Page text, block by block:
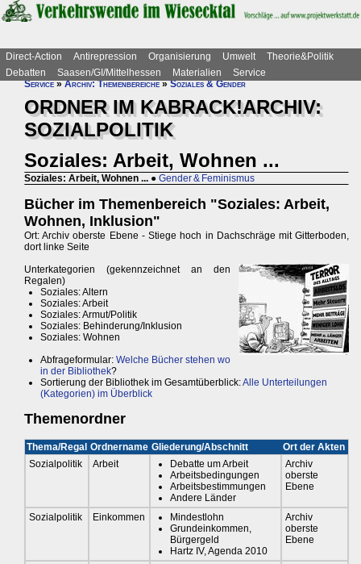
Direct-Action Antirepression Organisierung Umwelt
Theorie&Politik
Debatten
Saasen/GI/Mittelhessen Materialien
Service
Service»Archiv: Themenbereiche»Soziales & Gender
ORDNER IM KABRACK!ARCHIV:
SOZIALPOLITIK
Soziales: Arbeit, Wohnen ...
Soziales: Arbeit, Wohnen ... ● Gender & Feminismus
Bücher im Themenbereich "Soziales: Arbeit,
Wohnen, Inklusion"
Ort: Archiv oberste Ebene - Stiege hoch in Dachschräge mit Gitterboden,
dort linke Seite
Unterkategorien (gekennzeichnet an den
Regalen)
Soziales: Altern
Soziales: Arbeit
Soziales: Armut/Politik
Soziales: Behinderung/Inklusion
Soziales: Wohnen
Abfrageformular: Welche Bücher stehen wo
in der Bibliothek?
Sortierung der Bibliothek im Gesamtüberblick:Alle Unterteilungen
(Kategorien) im Überblick
Themenordner
Thema/Regal Ordnername Gliederung/Abschnitt
Ort der Akten
Sozialpolitik
Arbeit
Debatte um Arbeit
Arbeitsbedingungen
Arbeitsbestimmungen
Andere Länder
Archiv
oberste
Ebene
Sozialpolitik Einkommen
Mindestlohn
Grundeinkommen,
Bürgergeld
Hartz IV, Agenda 2010
Archiv
oberste
Ebene